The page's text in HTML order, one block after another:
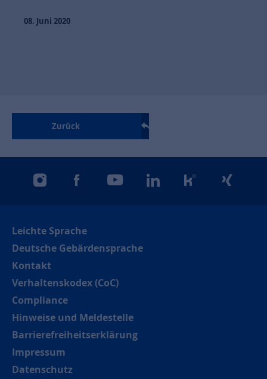
08. Juni 2020
Zurück
instagramfacebookyoutubelinkedinkununuxing
Leichte Sprache
Deutsche Gebärdensprache
Kontakt
Verhaltenskodex (CoC)
Compliance
Hinweise und Meldestelle
Barrierefreiheitserklärung
Impressum
Datenschutz